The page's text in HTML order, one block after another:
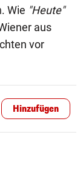
Wie "Heute"
aus
vor
Hinzufügen